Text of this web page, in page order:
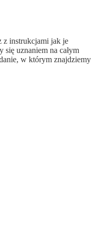
z instrukcjami jak je
uznaniem na całym
w którym znajdziemy